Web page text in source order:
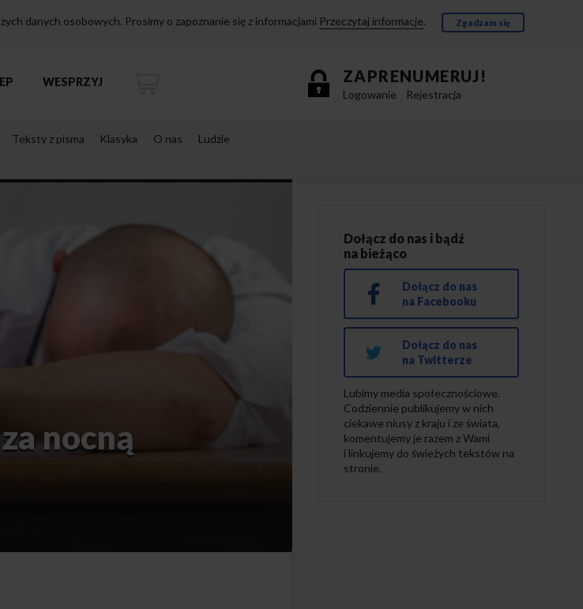
danych osobowych. Prosimy o zapoznanie się z informacjami Przeczytaj informacje. Zgadzam się
ZAPRENUMERUJ!
Logowanie Rejestracja
WESPRZYJ
Teksty z pisma Klasyka O nas
Ludzie
nocną
Dołącz do nas i bądź
na bieżąco
Dołącz do nas
na Facebooku
Dołącz do nas
na Twitterze
Lubimy media społecznościowe.
Codziennie publikujemy w nich
ciekawe niusy z kraju i ze świata,
komentujemy je razem z Wami
i linkujemy do świeżych tekstów na
stronie.